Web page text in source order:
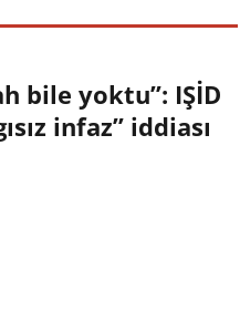
bile yoktu”: IŞİD
infaz” iddiası